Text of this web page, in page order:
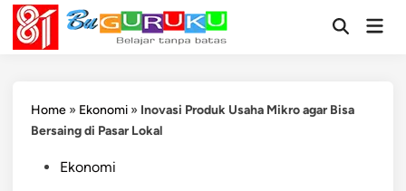
Skip
content
OpenMain
Home » Ekonomi » Inovasi Produk Usaha Mikro agar Bisa
Bersaing di Pasar Lokal
PostedEkonomi